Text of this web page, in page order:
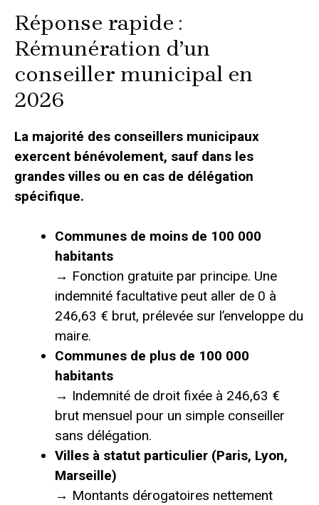
Réponse rapide :
Rémunération d’un
conseiller municipal en
2026
La majorité des conseillers municipaux
exercent bénévolement, sauf dans les
grandes villes ou en cas de délégation
spécifique.
Communes de moins de 100 000
habitants
→ Fonction gratuite par principe. Une
indemnité facultative peut aller de 0 à
246,63 € brut, prélevée sur l’enveloppe du
maire.
Communes de plus de 100 000
habitants
→ Indemnité de droit fixée à 246,63 €
brut mensuel pour un simple conseiller
sans délégation.
Villes à statut particulier (Paris, Lyon,
Marseille)
→ Montants dérogatoires nettement